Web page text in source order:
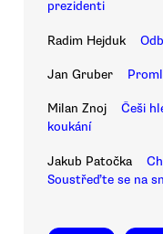
prezidenti
Radim Hejduk
Jan Gruber
Milan Znoj
Češi
koukání
Jakub Patočka
Soustřeďte se na